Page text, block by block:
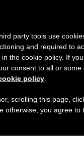
party tools use
and required to
the cookie policy. If
consent to all or some
policy
scrolling this page,
otherwise, you agree to